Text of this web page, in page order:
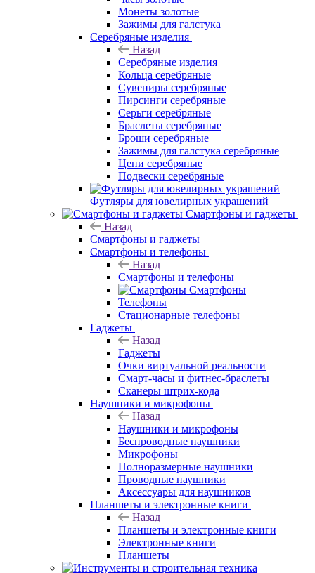
Монеты золотые
Зажимы для галстука
Серебряные изделия
Назад
Серебряные изделия
Кольца серебряные
Сувениры серебряные
Пирсинги серебряные
Серьги серебряные
Браслеты серебряные
Броши серебряные
Зажимы для галстука серебряные
Цепи серебряные
Подвески серебряные
Футляры для ювелирных украшений
Смартфоны и гаджеты
Назад
Смартфоны и гаджеты
Смартфоны и телефоны
Назад
Смартфоны и телефоны
Смартфоны
Телефоны
Стационарные телефоны
Гаджеты
Назад
Гаджеты
Очки виртуальной реальности
Смарт-часы и фитнес-браслеты
Сканеры штрих-кода
Наушники и микрофоны
Назад
Наушники и микрофоны
Беспроводные наушники
Микрофоны
Полноразмерные наушники
Проводные наушники
Аксессуары для наушников
Планшеты и электронные книги
Назад
Планшеты и электронные книги
Электронные книги
Планшеты